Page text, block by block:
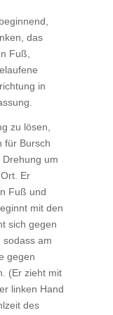
das
Fuß,
in
zu lösen,
für Bursch
um
Er
Fuß und
mit den
sich gegen
sodass am
gegen
(Er zieht mit
linken Hand
des